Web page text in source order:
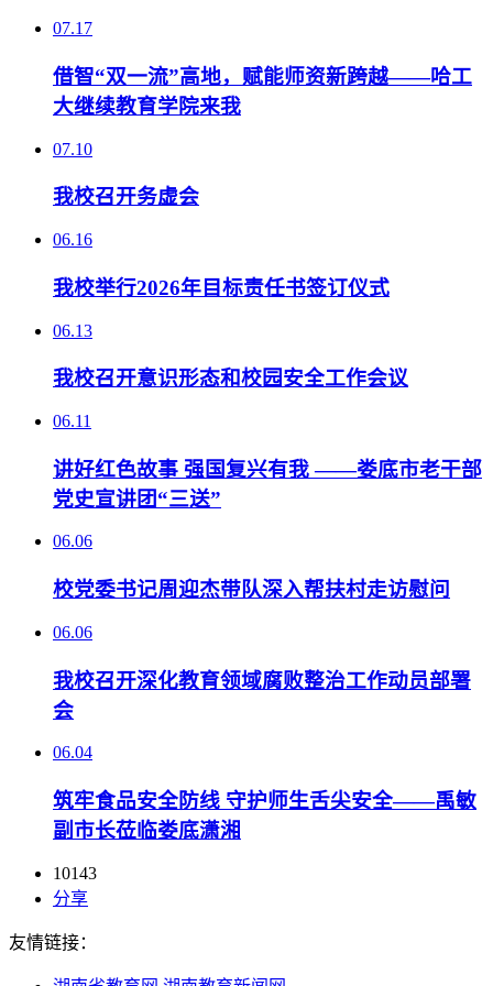
07.17
借智“双一流”高地，赋能师资新跨越——哈工
大继续教育学院来我
07.10
我校召开务虚会
06.16
我校举行2026年目标责任书签订仪式
06.13
我校召开意识形态和校园安全工作会议
06.11
讲好红色故事 强国复兴有我 ——娄底市老干部
党史宣讲团“三送”
06.06
校党委书记周迎杰带队深入帮扶村走访慰问
06.06
我校召开深化教育领域腐败整治工作动员部署
会
06.04
筑牢食品安全防线 守护师生舌尖安全——禹敏
副市长莅临娄底潇湘
10143
分享
友情链接：